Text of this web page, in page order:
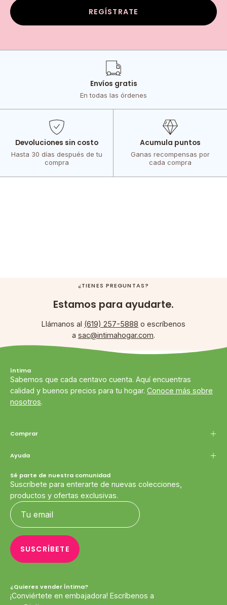
REGÍSTRATE
Envíos gratis
En todas las órdenes
Devoluciones sin costo
Hasta 30 días después de tu
compra
Acumula puntos
Ganas recompensas por
cada compra
¿TIENES PREGUNTAS?
Estamos para ayudarte.
Llámanos al (619) 257-5888 o escríbenos
a sac@intimahogar.com.
íntima
Sabemos que cada centavo cuenta. Aquí encuentras
calidad y buenos precios para tu hogar. Conoce más sobre
nosotros.
Comprar
Ayuda
Sé parte de nuestra comunidad
Suscríbete para enterarte de nuevas colecciones,
productos y ofertas exclusivas.
SUSCRÍBETE
¿Quieres vender Íntima?
¡Conviértete en embajadora! Escríbenos a